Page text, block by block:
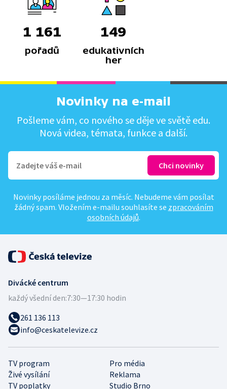
1 161
pořadů
149
edukativních
her
Novinky na e-mail
Pošleme vám, co nového se děje ve světě edu.
Nová videa, témata, funkce a další.
Novinky posíláme jednou za měsíc. Nebudeme vám posílat
žádný spam. Vložením e-mailu souhlasíte se zpracováním
osobních údajů.